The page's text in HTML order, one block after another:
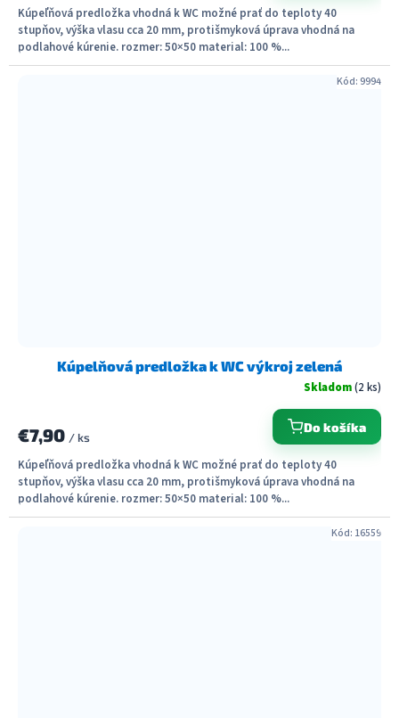
Kúpeľňová predložka vhodná k WC možné prať do teploty 40
stupňov, výška vlasu cca 20 mm, protišmyková úprava vhodná na
podlahové kúrenie. rozmer: 50×50 material: 100 %...
Kúpelňová predložka k WC výkroj zelená
Skladom(2 ks)
€7,90 / ks
Do košíka
Kúpeľňová predložka vhodná k WC možné prať do teploty 40
stupňov, výška vlasu cca 20 mm, protišmyková úprava vhodná na
podlahové kúrenie. rozmer: 50×50 material: 100 %...
Kód:9994
Kód: 16559